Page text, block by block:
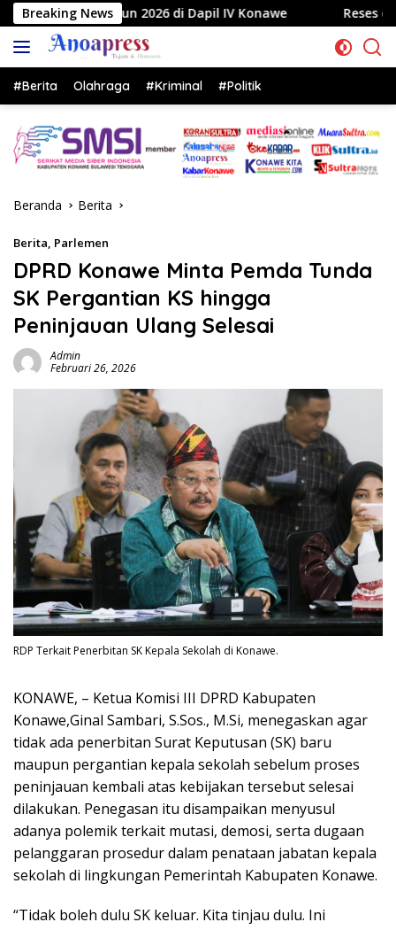
Langsung
ke
konten
Breaking News
2026 di Dapil IV Konawe Reses di Labela, Anggota
#Berita Olahraga #Kriminal #Politik
Beranda Berita
Berita, Parlemen
DPRD Konawe Minta Pemda Tunda
SK Pergantian KS hingga
Peninjauan Ulang Selesai
Admin
Februari 26, 2026
RDP Terkait Penerbitan SK Kepala Sekolah di Konawe.
KONAWE, – Ketua Komisi III DPRD Kabupaten
Konawe,Ginal Sambari, S.Sos., M.Si, menegaskan agar
tidak ada penerbitan Surat Keputusan (SK) baru
maupun pergantian kepala sekolah sebelum proses
peninjauan kembali atas kebijakan tersebut selesai
dilakukan. Penegasan itu disampaikan menyusul
adanya polemik terkait mutasi, demosi, serta dugaan
pelanggaran prosedur dalam penataan jabatan kepala
sekolah di lingkungan Pemerintah Kabupaten Konawe.
“Tidak boleh dulu SK keluar. Kita tinjau dulu. Ini